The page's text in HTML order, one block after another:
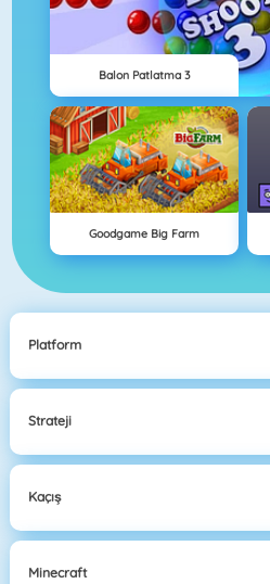
Balon Patlatma 3
Goodgame Big Farm
Platform
Strateji
Kaçış
Minecraft